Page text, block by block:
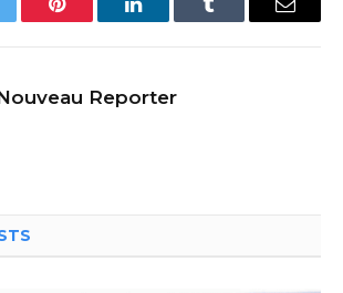
Pinterest LinkedInTumblr Email
Reporter